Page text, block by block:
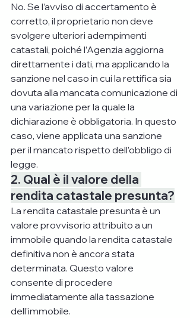
No. Se l’avviso di accertamento è
corretto, il proprietario non deve
svolgere ulteriori adempimenti
catastali, poiché l’Agenzia aggiorna
direttamente i dati, ma applicando la
sanzione nel caso in cui la rettifica sia
dovuta alla mancata comunicazione di
una variazione per la quale la
dichiarazione è obbligatoria. In questo
caso, viene applicata una sanzione
per il mancato rispetto dell’obbligo di
legge.
2. Qual è il valore della
rendita catastale presunta?
La rendita catastale presunta è un
valore provvisorio attribuito a un
immobile quando la rendita catastale
definitiva non è ancora stata
determinata. Questo valore
consente di procedere
immediatamente alla tassazione
dell’immobile.